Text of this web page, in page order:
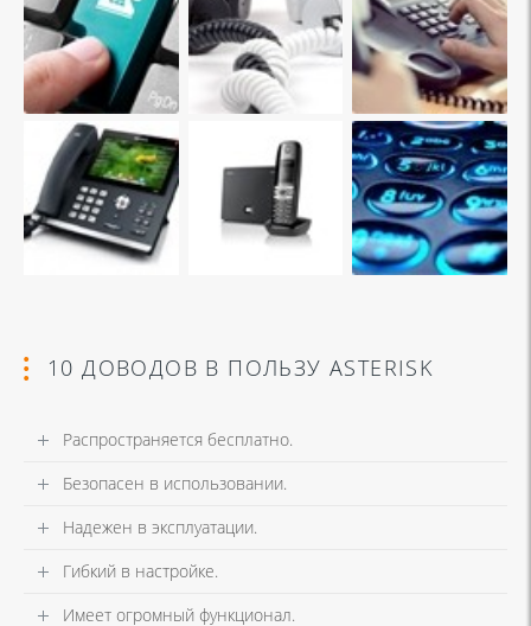
10 ДОВОДОВ В ПОЛЬЗУ ASTERISK
Распространяется бесплатно.
Безопасен в использовании.
Надежен в эксплуатации.
Гибкий в настройке.
Имеет огромный функционал.